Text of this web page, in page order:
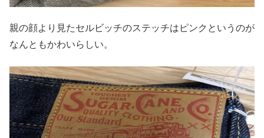
親の顔より見たセルビッチのステッチはピンクというのが
なんともかわいらしい。